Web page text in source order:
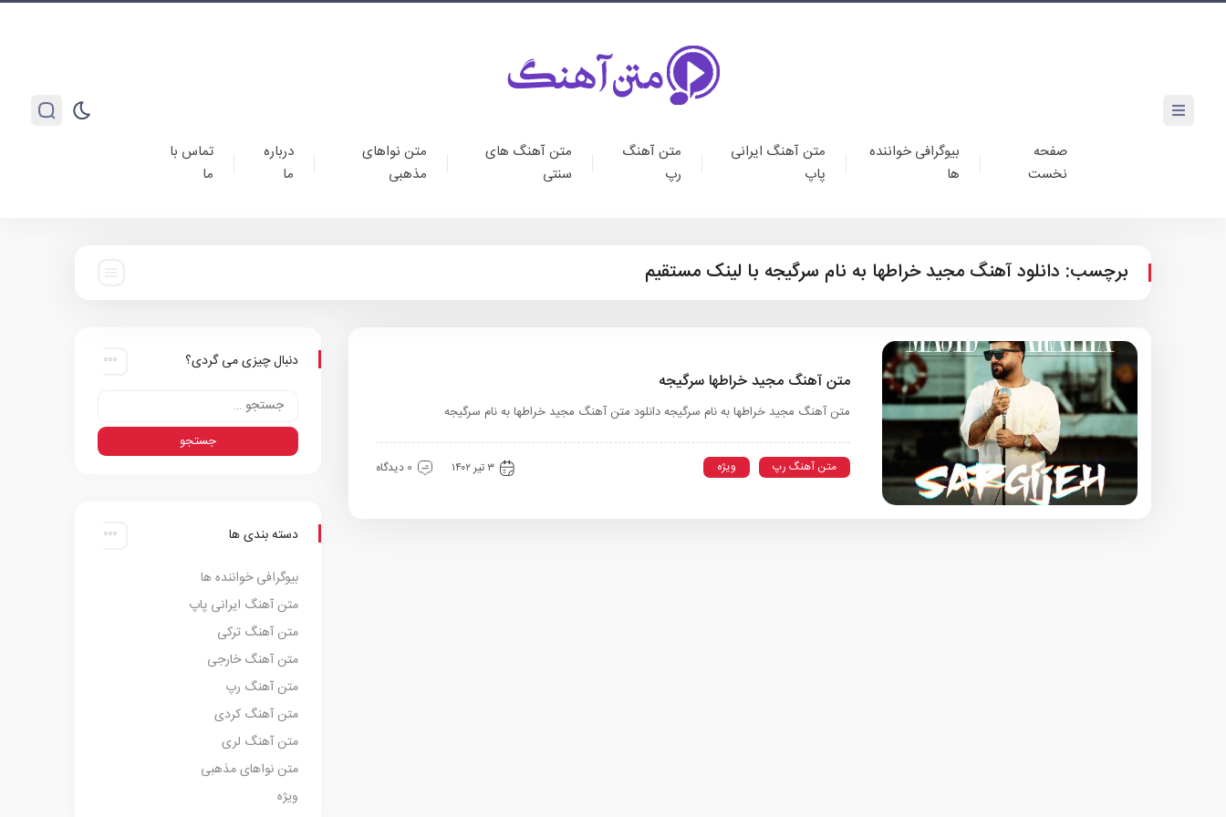
صفحه
نخست
بیوگرافی خواننده
ها
متن آهنگ ایرانی
پاپ
متن آهنگ
رپ
متن آهنگ های
سنتی
متن نواهای
مذهبی
درباره
ما
تماس با
ما
برچسب: دانلود آهنگ مجید خراطها به نام سرگیجه با لینک مستقیم
متن آهنگ مجید خراطها سرگیجه
متن آهنگ مجید خراطها به نام سرگیجه دانلود متن آهنگ مجید خراطها به نام سرگیجه
متن آهنگ رپ ویژه ۳ تیر ۱۴۰۲ 0 دیدگاه
دنبال چیزی می گردی؟
دسته بندی ها
بیوگرافی خواننده ها
متن آهنگ ایرانی پاپ
متن آهنگ ترکی
متن آهنگ خارجی
متن آهنگ رپ
متن آهنگ کردی
متن آهنگ لری
متن نواهای مذهبی
ویژه